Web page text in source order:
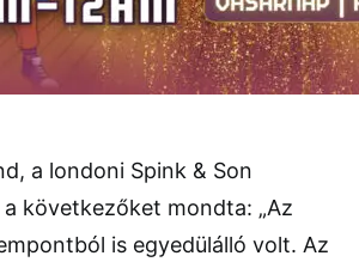
a londoni Spink & Son
következőket mondta: „Az
is egyedülálló volt. Az